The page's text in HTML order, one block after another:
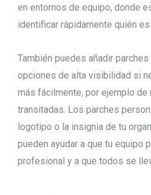
en entornos de equipo, donde
identificar rápidamente quién es
También puedes añadir
opciones de alta visibilidad si
más fácilmente, por ejemplo de
transitadas. Los parches
logotipo o la insignia de tu
pueden ayudar a que tu equipo
profesional y a que todos se